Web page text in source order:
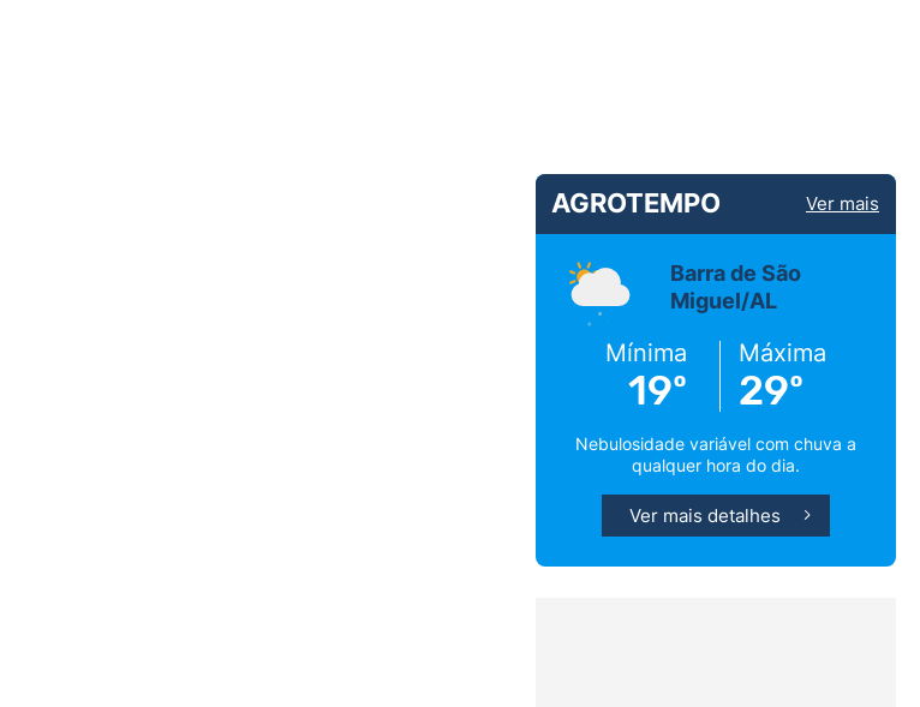
AGROTEMPO Ver mais
Barra de São
Miguel/AL
Mínima
19º
Máxima
29º
Nebulosidade variável com chuva a
qualquer hora do dia.
Ver mais detalhes